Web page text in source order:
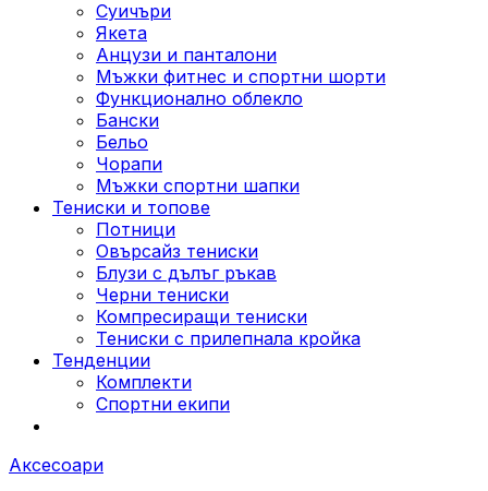
Суичъри
Якета
Aнцузи и панталони
Mъжки фитнес и спортни шорти
Функционално облекло
Бански
Бельо
Чорапи
Mъжки спортни шапки
Тениски и топове
Потници
Овърсайз тениски
Блузи с дълъг ръкав
Черни тениски
Компресиращи тениски
Тениски с прилепнала кройка
Тенденции
Комплекти
Спортни екипи
Аксесоари